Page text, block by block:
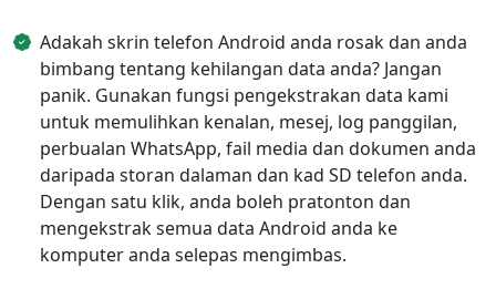
Adakah skrin telefon Android anda rosak dan anda
bimbang tentang kehilangan data anda? Jangan
panik. Gunakan fungsi pengekstrakan data kami
untuk memulihkan kenalan, mesej, log panggilan,
perbualan WhatsApp, fail media dan dokumen anda
daripada storan dalaman dan kad SD telefon anda.
Dengan satu klik, anda boleh pratonton dan
mengekstrak semua data Android anda ke
komputer anda selepas mengimbas.